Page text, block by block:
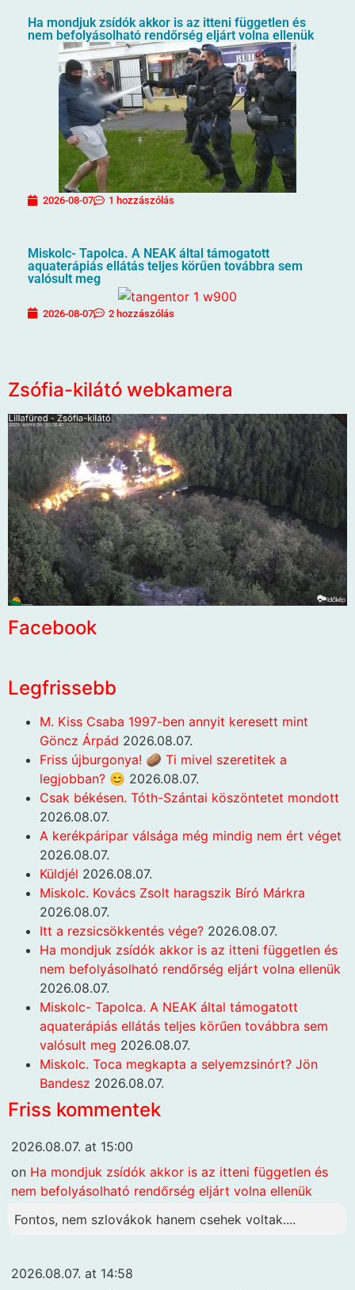
Ha mondjuk zsídók akkor is az itteni független és
nem befolyásolható rendőrség eljárt volna ellenük
2026-08-07 1 hozzászólás
Miskolc- Tapolca. A NEAK által támogatott
aquaterápiás ellátás teljes körűen továbbra sem
valósult meg
2026-08-07 2 hozzászólás
Zsófia-kilátó webkamera
Facebook
Legfrissebb
M. Kiss Csaba 1997-ben annyit keresett mint
Göncz Árpád 2026.08.07.
Friss újburgonya! 🥔 Ti mivel szeretitek a
legjobban? 😊 2026.08.07.
Csak békésen. Tóth-Szántai köszöntetet mondott
2026.08.07.
A kerékpáripar válsága még mindig nem ért véget
2026.08.07.
Küldjél 2026.08.07.
Miskolc. Kovács Zsolt haragszik Bíró Márkra
2026.08.07.
Itt a rezsicsökkentés vége? 2026.08.07.
Ha mondjuk zsídók akkor is az itteni független és
nem befolyásolható rendőrség eljárt volna ellenük
2026.08.07.
Miskolc- Tapolca. A NEAK által támogatott
aquaterápiás ellátás teljes körűen továbbra sem
valósult meg 2026.08.07.
Miskolc. Toca megkapta a selyemzsinórt? Jön
Bandesz 2026.08.07.
Friss kommentek
2026.08.07. at 15:00
on Ha mondjuk zsídók akkor is az itteni független és
nem befolyásolható rendőrség eljárt volna ellenük
Fontos, nem szlovákok hanem csehek voltak....
2026.08.07. at 14:58